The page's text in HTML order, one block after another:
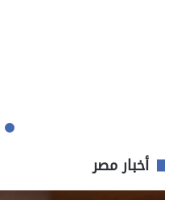
أخبار مصر